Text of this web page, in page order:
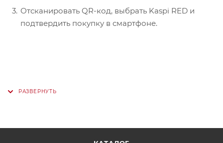
Отсканировать QR-код, выбрать Kaspi RED и
подтвердить покупку в смартфоне.